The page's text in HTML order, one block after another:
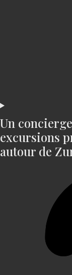
Un
excursions
autour de